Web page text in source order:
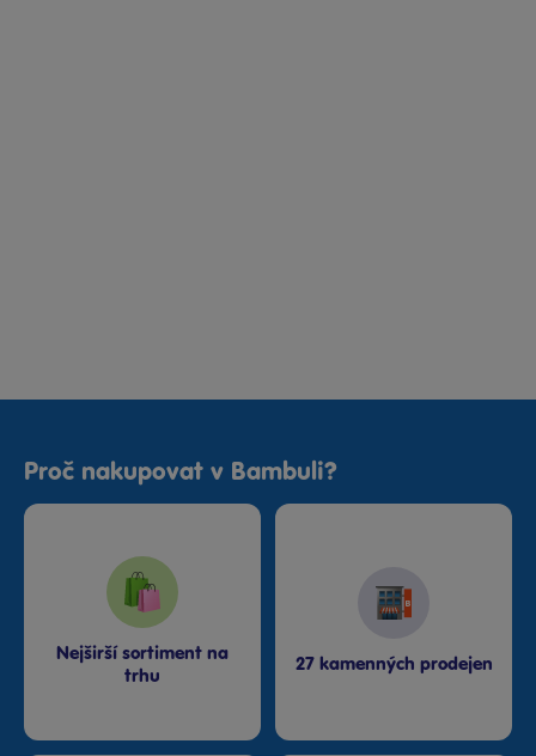
Proč nakupovat v Bambuli?
Nejširší sortiment na
trhu
27 kamenných prodejen